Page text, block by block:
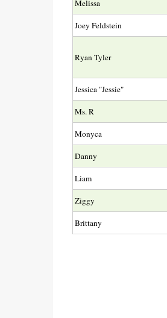
Melissa
Joey Feldstein
Ryan Tyler
Jessica "Jessie"
Ms. R
Monyca
Danny
Liam
Ziggy
Brittany